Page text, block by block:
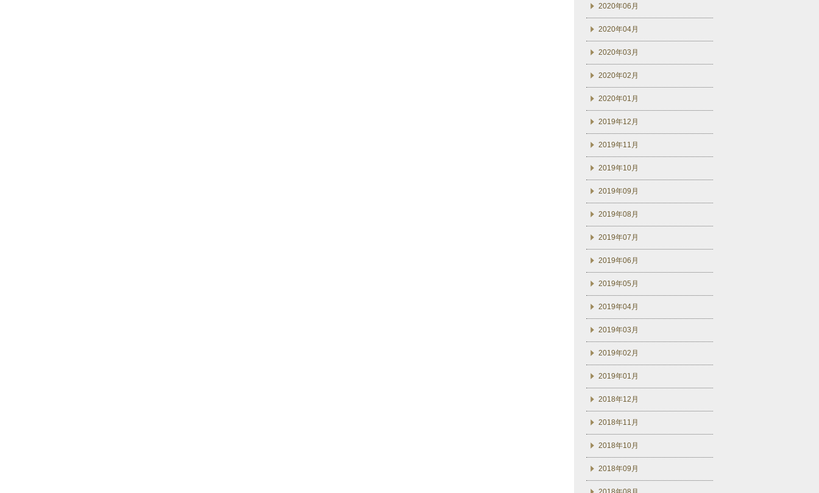
2020年06月
2020年04月
2020年03月
2020年02月
2020年01月
2019年12月
2019年11月
2019年10月
2019年09月
2019年08月
2019年07月
2019年06月
2019年05月
2019年04月
2019年03月
2019年02月
2019年01月
2018年12月
2018年11月
2018年10月
2018年09月